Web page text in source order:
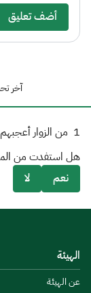
أضف تعليق
آخر تحديث: 31 يوليو 2025
1 من الزوار
هل استفدت من
نعم
لا
الهيئة
عن الهيئة